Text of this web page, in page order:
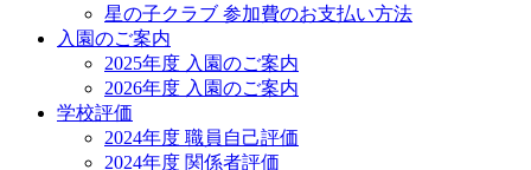
星の子クラブ 参加費のお支払い方法
入園のご案内
2025年度 入園のご案内
2026年度 入園のご案内
学校評価
2024年度 職員自己評価
2024年度 関係者評価